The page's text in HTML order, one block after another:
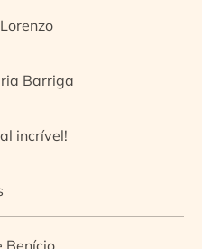
Barriga
incrível!
Benício.